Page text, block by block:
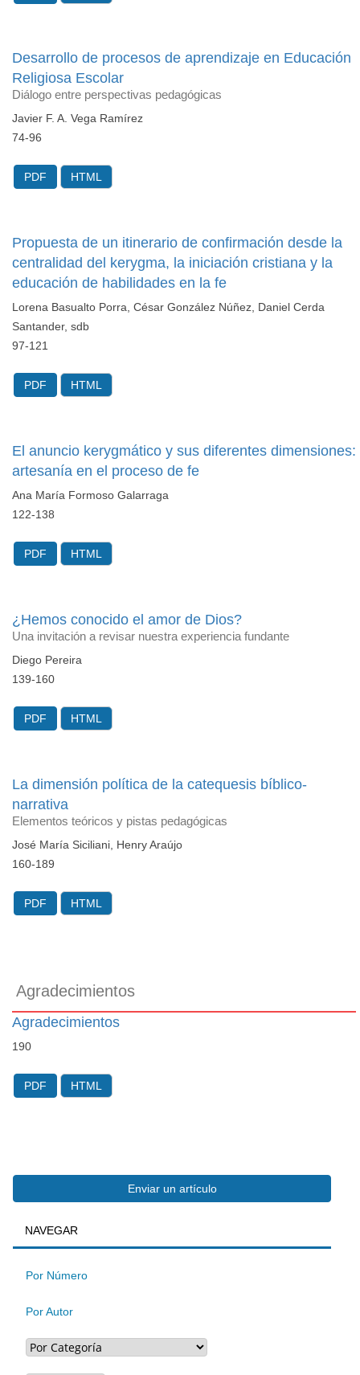
Desarrollo de procesos de aprendizaje en Educación
Religiosa Escolar
Diálogo entre perspectivas pedagógicas
Javier F. A. Vega Ramírez
74-96
PDF HTML
Propuesta de un itinerario de confirmación desde la
centralidad del kerygma, la iniciación cristiana y la
educación de habilidades en la fe
Lorena Basualto Porra, César González Núñez, Daniel Cerda
Santander, sdb
97-121
PDF HTML
El anuncio kerygmático y sus diferentes dimensiones:
artesanía en el proceso de fe
Ana María Formoso Galarraga
122-138
PDF HTML
¿Hemos conocido el amor de Dios?
Una invitación a revisar nuestra experiencia fundante
Diego Pereira
139-160
PDF HTML
La dimensión política de la catequesis bíblico-
narrativa
Elementos teóricos y pistas pedagógicas
José María Siciliani, Henry Araújo
160-189
PDF HTML
Agradecimientos
Agradecimientos
190
PDF HTML
Enviar
un
artículo
Enviar un artículo
BUSQUEDA
NAVEGAR
Por Número
Por Autor